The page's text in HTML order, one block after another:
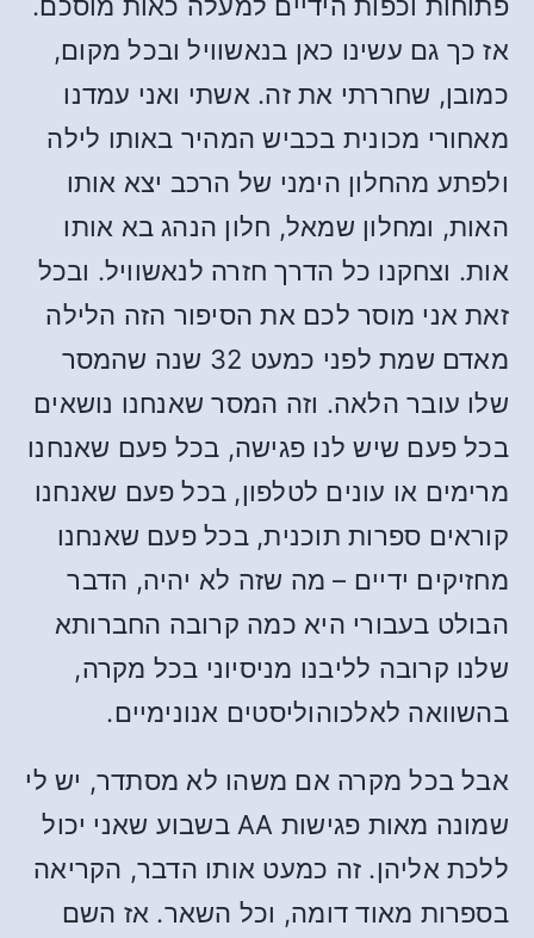
אז כך גם עשינו כאן בנאשוויל ובכל מקום,
כמובן, שחררתי את זה. אשתי ואני עמדנו
מאחורי מכונית בכביש המהיר באותו לילה
ולפתע מהחלון הימני של הרכב יצא אותו
האות, ומחלון שמאל, חלון הנהג בא אותו
אות. וצחקנו כל הדרך חזרה לנאשוויל. ובכל
זאת אני מוסר לכם את הסיפור הזה הלילה
מאדם שמת לפני כמעט 32 שנה שהמסר
שלו עובר הלאה. וזה המסר שאנחנו נושאים
בכל פעם שיש לנו פגישה, בכל פעם שאנחנו
מרימים או עונים לטלפון, בכל פעם שאנחנו
קוראים ספרות תוכנית, בכל פעם שאנחנו
מחזיקים ידיים – מה שזה לא יהיה, הדבר
הבולט בעבורי היא כמה קרובה החברותא
שלנו קרובה לליבנו מניסיוני בכל מקרה,
בהשוואה לאלכוהוליסטים אנונימיים.
אבל בכל מקרה אם משהו לא מסתדר, יש לי
שמונה מאות פגישות AA בשבוע שאני יכול
ללכת אליהן. זה כמעט אותו הדבר, הקריאה
בספרות מאוד דומה, וכל השאר. אז השם